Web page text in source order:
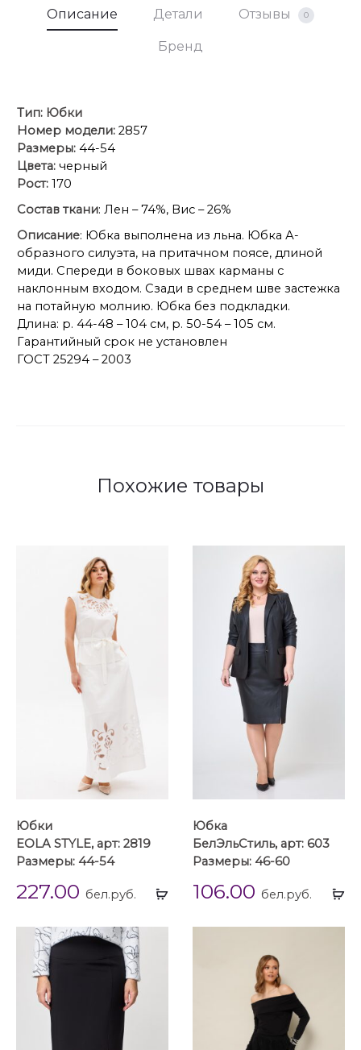
Описание Детали Отзывы 0
Бренд
Тип: Юбки
Номер модели: 2857
Размеры: 44-54
Цвета: черный
Рост: 170
Состав ткани: Лен – 74%, Вис – 26%
Описание: Юбка выполнена из льна. Юбка А-
образного силуэта, на притачном поясе, длиной
миди. Спереди в боковых швах карманы с
наклонным входом. Сзади в среднем шве застежка
на потайную молнию. Юбка без подкладки.
Длина: р. 44-48 – 104 см, р. 50-54 – 105 см.
Гарантийный срок не установлен
ГОСТ 25294 – 2003
Похожие товары
Выбрать
Юбки
EOLA STYLE, арт: 2819
Размеры: 44-54
227.00 бел.руб.
Юбка
БелЭльСтиль, арт: 603
Размеры: 46-60
106.00 бел.руб.